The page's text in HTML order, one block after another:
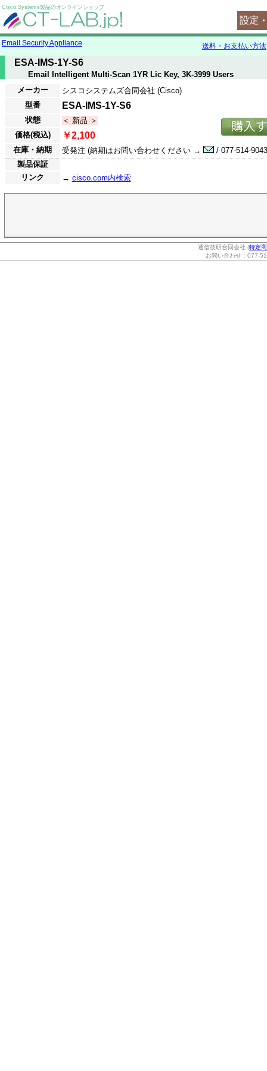
Cisco Systems製品のオンラインショップ
Email Security Appliance 送料・お支払い方法
ESA-IMS-1Y-S6
Email Intelligent Multi-Scan 1YR Lic Key, 3K-3999 Users
メーカー
シスコシステムズ合同会社 (Cisco)
型番
ESA-IMS-1Y-S6
状態
＜ 新品 ＞
価格(税込)
￥2,100
在庫・納期 受発注 (納期はお問い合わせください →
/ 077-514-
製品保証
リンク
→ cisco.com内検索
通信技研合同会社 (特定
お問い合わせ：077-